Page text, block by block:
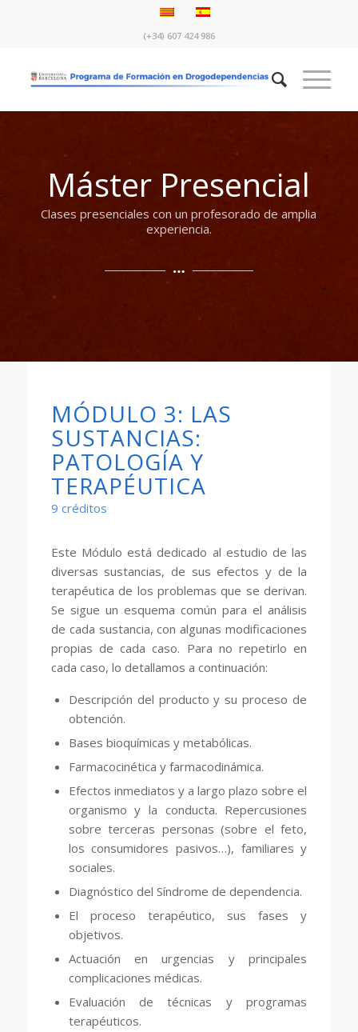
(+34) 607 424 986
Máster Presencial
Clases presenciales con un profesorado de amplia
experiencia.
MÓDULO 3: LAS
SUSTANCIAS:
PATOLOGÍA Y
TERAPÉUTICA
9 créditos
Este Módulo está dedicado al estudio de las
diversas sustancias, de sus efectos y de la
terapéutica de los problemas que se derivan.
Se sigue un esquema común para el análisis
de cada sustancia, con algunas modificaciones
propias de cada caso. Para no repetirlo en
cada caso, lo detallamos a continuación:
Descripción del producto y su proceso de
obtención.
Bases bioquímicas y metabólicas.
Farmacocinética y farmacodinámica.
Efectos inmediatos y a largo plazo sobre el
organismo y la conducta. Repercusiones
sobre terceras personas (sobre el feto,
los consumidores pasivos…), familiares y
sociales.
Diagnóstico del Síndrome de dependencia.
El proceso terapéutico, sus fases y
objetivos.
Actuación en urgencias y principales
complicaciones médicas.
Evaluación de técnicas y programas
terapéuticos.